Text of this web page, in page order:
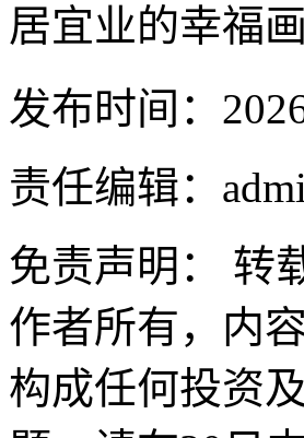
居宜业的幸福
发布时间：
责任编辑：
免责声明： 转
作者所有，内
构成任何投资